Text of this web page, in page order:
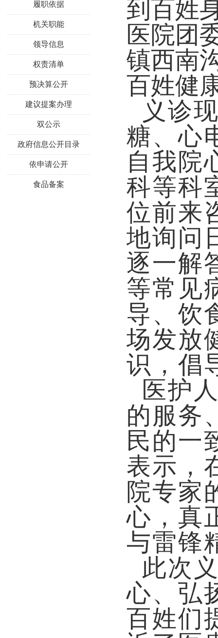
履职依据
机关职能
领导信息
权责清单
预决算公开
建议提案办理
双公示
政府信息公开目录
依申请公开
食品备案
到百姓
医院团
镇西南
百姓健
义诊
糖、心
自我院
科等科
位前来
地询问
逐一解
等常见
导、饮
场发放
识，倡
医护
的服务
民的一
表示，
院专家
心，真
与雷锋
此次
心、弘
百姓们